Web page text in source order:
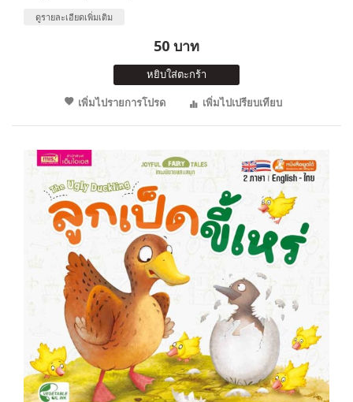
ดูรายละเอียดเพิ่มเติม
50 บาท
หยิบใส่ตะกร้า
เพิ่มไปรายการโปรด
เพิ่มไปเปรียบเทียบ